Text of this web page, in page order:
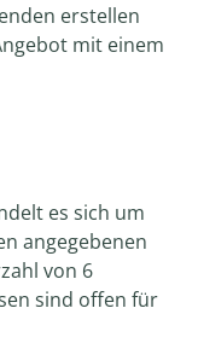
erstellen
mit einem
es sich um
angegebenen
von 6
sind offen für